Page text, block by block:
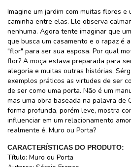
Imagine um jardim com muitas flores e
caminha entre elas. Ele observa
nenhuma. Agora tente imaginar que
que busca um casamento e o rapaz é
"flor" para ser sua esposa. Por qual
flor? A moça estava preparada para
alegoria e muitas outras histórias,
exemplos práticos as virtudes de ser
de ser como uma porta. Não é um
mas uma obra baseada na palavra de
forma profunda, porém leve, mostra
influenciar em um relacionamento
realmente é, Muro ou Porta?
CARACTERÍSTICAS DO PRODUTO:
Título: Muro ou Porta